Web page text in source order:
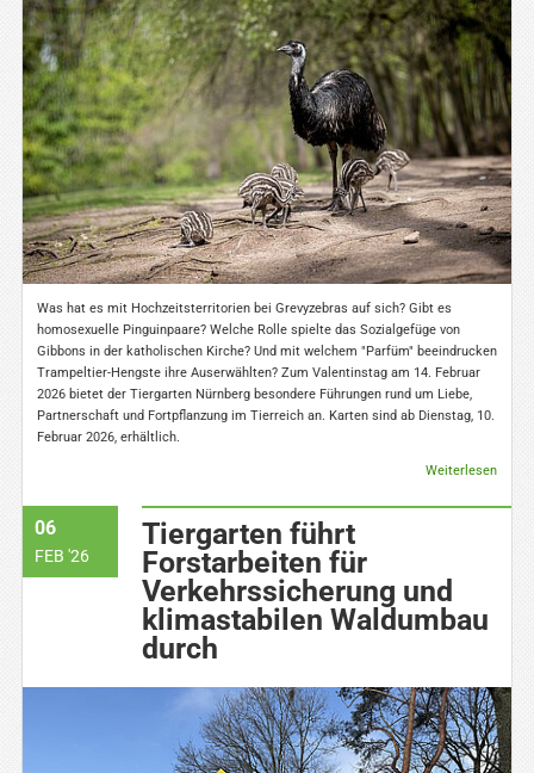
Was hat es mit Hochzeitsterritorien bei Grevyzebras auf sich? Gibt es
homosexuelle Pinguinpaare? Welche Rolle spielte das Sozialgefüge von
Gibbons in der katholischen Kirche? Und mit welchem "Parfüm" beeindrucken
Trampeltier-Hengste ihre Auserwählten? Zum Valentinstag am 14. Februar
2026 bietet der Tiergarten Nürnberg besondere Führungen rund um Liebe,
Partnerschaft und Fortpflanzung im Tierreich an. Karten sind ab Dienstag, 10.
Februar 2026, erhältlich.
Weiterlesen
06
FEB '26
Tiergarten führt
Forstarbeiten für
Verkehrssicherung und
klimastabilen Waldumbau
durch